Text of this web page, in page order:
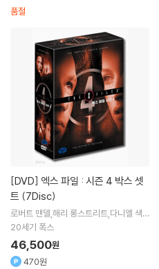
품절
[DVD]
트 (7Disc)
로버트 맨델,해리 롱스트리트,다니엘 색헤
임
20세기 폭스
46,500원
470원